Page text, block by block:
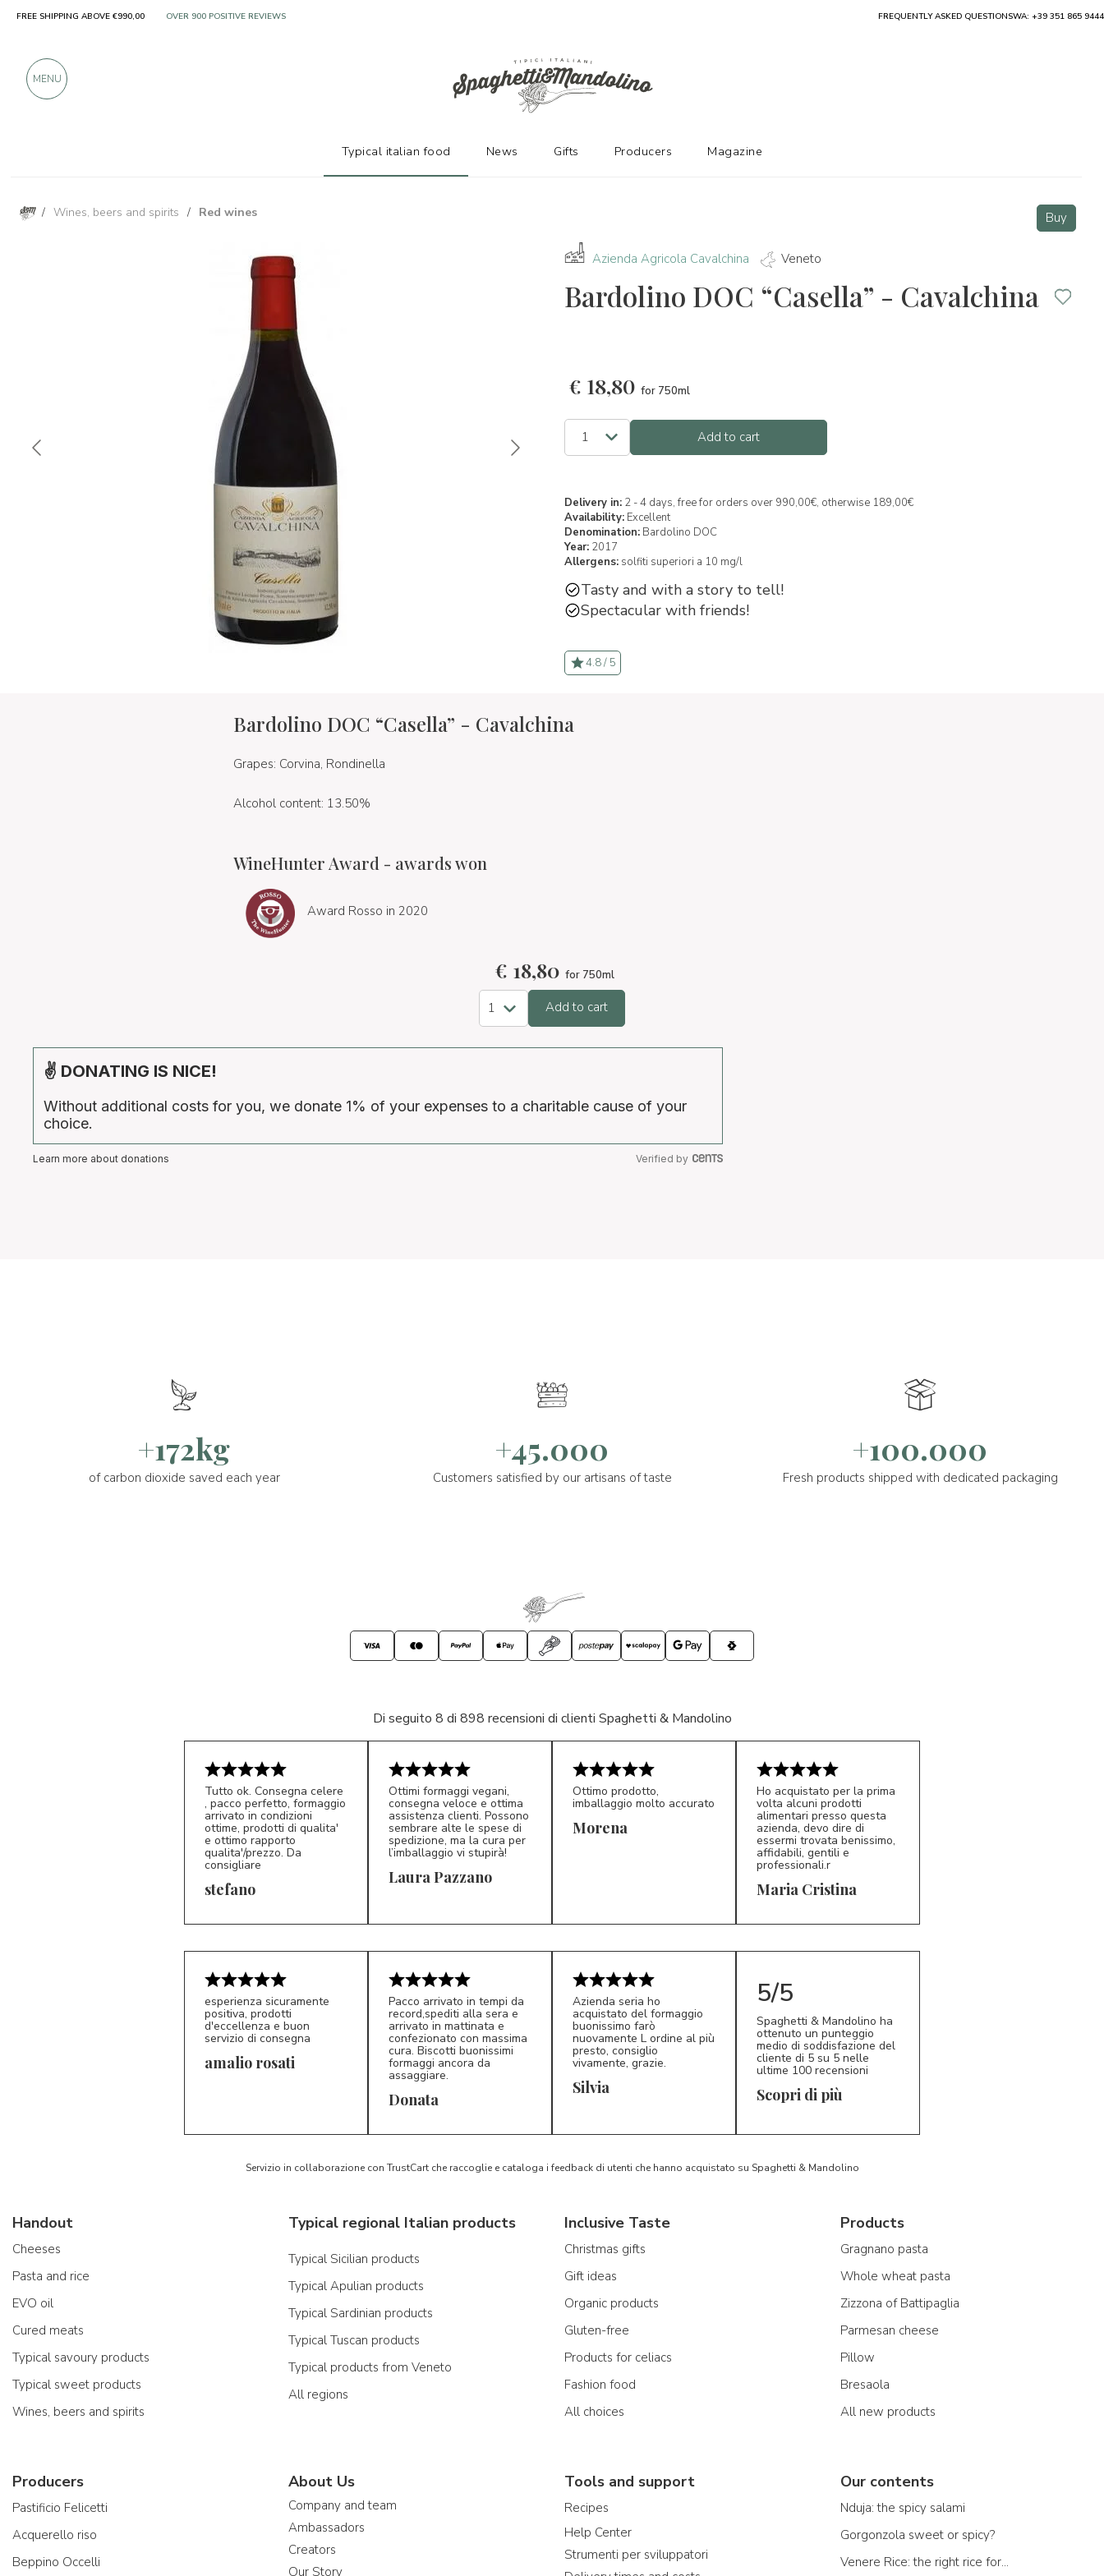
/ Wines, beers and spirits / Red wines Buy
Azienda Agricola Cavalchina Veneto
Bardolino DOC “Casella” - Cavalchina
€ 18,80 for 750ml
Add to cart
Delivery in: 2 - 4 days, free for orders over 990,00€, otherwise 189,00€
Availability: Excellent
Denomination: Bardolino DOC
Year: 2017
Allergens: solfiti superiori a 10 mg/l
Tasty and with a story to tell!
Spectacular with friends!
4.8 / 5
Bardolino DOC “Casella” - Cavalchina
Grapes: Corvina, Rondinella
Alcohol content: 13.50%
WineHunter Award - awards won
Award Rosso in 2020
€ 18,80 for 750ml
Add to cart
✌ DONATING IS NICE!
Without additional costs for you, we donate 1% of your expenses to a charitable cause of your
choice.
Learn more about donations Verified by
+172kg
of carbon dioxide saved each year
+45.000
Customers satisfied by our artisans of taste
+100.000
Fresh products shipped with dedicated packaging
Di seguito 8 di 898 recensioni di clienti Spaghetti & Mandolino
S*
Tutto ok. Consegna celere
, pacco perfetto, formaggio
arrivato in condizioni
ottime, prodotti di qualita'
e ottimo rapporto
qualita'/prezzo. Da
consigliare
stefano LP 5/5
Ottimi formaggi vegani,
consegna veloce e ottima
assistenza clienti. Possono
sembrare alte le spese di
spedizione, ma la cura per
l’imballaggio vi stupirà!
Laura Pazzano
Ottimo prodotto,
imballaggio molto accurato
Morena
MC 5/5
Ho acquistato per la prima
volta alcuni prodotti
alimentari presso questa
azienda, devo dire di
essermi trovata benissimo,
affidabili, gentili e
professionali.r
Maria Cristina
esperienza sicuramente
positiva, prodotti
d'eccellenza e buon
servizio di consegna
amalio rosati
D*
Pacco arrivato in tempi da
record,spediti alla sera e
arrivato in mattinata e
confezionato con massima
cura. Biscotti buonissimi
formaggi ancora da
assaggiare.
Donata S*
Azienda seria ho
acquistato del formaggio
buonissimo farò
nuovamente L ordine al più
presto, consiglio
vivamente, grazie.
Silvia
5/5
Spaghetti & Mandolino ha
ottenuto un punteggio
medio di soddisfazione del
cliente di 5 su 5 nelle
ultime 100 recensioni
Scopri di più
Servizio in collaborazione con TrustCart che raccoglie e cataloga i feedback di utenti che hanno acquistato su Spaghetti & Mandolino
Handout
Cheeses
Pasta and rice
EVO oil
Cured meats
Typical savoury products
Typical sweet products
Wines, beers and spirits
Typical regional Italian products
Typical Sicilian products
Typical Apulian products
Typical Sardinian products
Typical Tuscan products
Typical products from Veneto
All regions
Inclusive Taste
Christmas gifts
Gift ideas
Organic products
Gluten-free
Products for celiacs
Fashion food
All choices
Products
Gragnano pasta
Whole wheat pasta
Zizzona of Battipaglia
Parmesan cheese
Pillow
Bresaola
All new products
Producers
Pastificio Felicetti
Acquerello riso
Beppino Occelli
About Us
Company and team
Ambassadors
Creators
Our Story
Tools and support
Recipes
Help Center
Strumenti per sviluppatori
Our contents
Nduja: the spicy salami
Gorgonzola sweet or spicy?
Venere Rice: the right rice for...
FREE SHIPPING ABOVE €990,00 ONLY PRODUCTS FROM EXCELLENT MANUFACTURERS FREQUENTLY ASKED QUESTIONSWA: +39 351 865 9444
MENU
Typical italian food News Gifts Producers Magazine